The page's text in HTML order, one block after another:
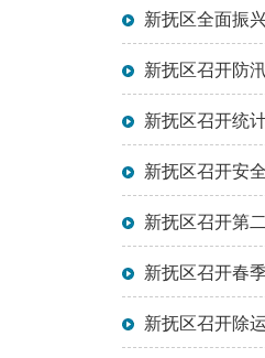
新抚区全面振
新抚区召开防
新抚区召开统
新抚区召开安
新抚区召开第
新抚区召开春
新抚区召开除